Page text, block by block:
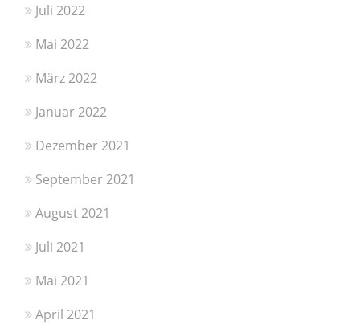
Juli 2022
Mai 2022
März 2022
Januar 2022
Dezember 2021
September 2021
August 2021
Juli 2021
Mai 2021
April 2021